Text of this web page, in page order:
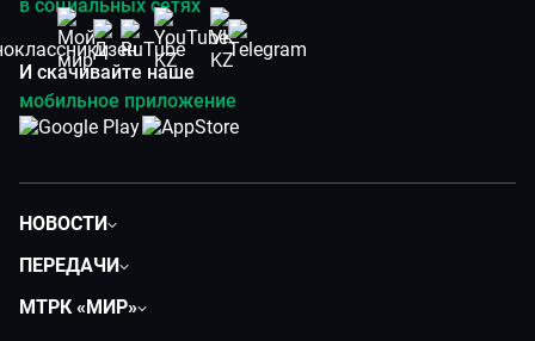
в социальных сетях
И скачивайте наше
мобильное приложение
НОВОСТИ
Экономика
ПЕРЕДАЧИ
МТРК «МИР»